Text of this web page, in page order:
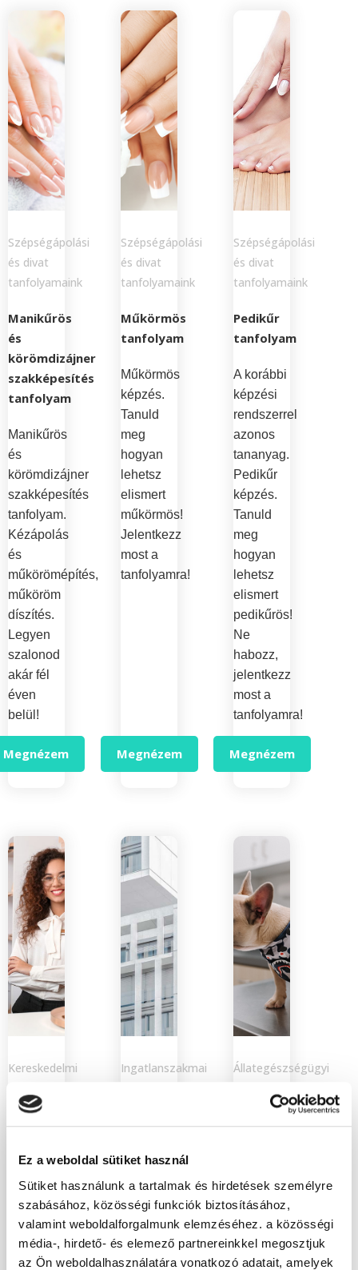
Ez a weboldal sütiket használ
Sütiket használunk a tartalmak és hirdetések személyre
szabásához, közösségi funkciók biztosításához,
valamint weboldalforgalmunk elemzéséhez. a közösségi
média-, hirdető- és elemező partnereinkkel megosztjuk
az Ön weboldalhasználatára vonatkozó adatait, amelyek
Szépségápolási
és divat
tanfolyamaink
Manikűrös
és
körömdizájner
szakképesítés
tanfolyam
Manikűrös
és
körömdizájner
szakképesítés
tanfolyam.
Kézápolás
és
műkörömépítés,
műköröm
díszítés.
Legyen
szalonod
akár fél
éven
belül!
Megnézem
Szépségápolási
és divat
tanfolyamaink
Műkörmös
tanfolyam
Műkörmös
képzés.
Tanuld
meg
hogyan
lehetsz
elismert
műkörmös!
Jelentkezz
most a
tanfolyamra!
Megnézem
Szépségápolási
és divat
tanfolyamaink
Pedikűr
tanfolyam
A korábbi
képzési
rendszerrel
azonos
tananyag.
Pedikűr
képzés.
Tanuld
meg
hogyan
lehetsz
elismert
pedikűrös!
Ne
habozz,
jelentkezz
most a
tanfolyamra!
Megnézem
Kereskedelmi
logisztikai
tanfolyamaink
Ruházati
eladó
szakképesítés
online
tanfolyam
Ingatlanszakmai
Társasházkezelő
online
tanfolyam
Társasházkezelő,
közös
képviselő
Állategészségügyi
Állatorvosi
online
képzés
Állatorvosi
asszisztens